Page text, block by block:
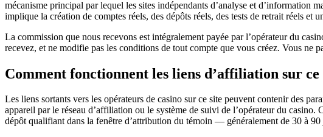
mécanisme principal par lequel les sites indépendants d’analyse et d’information
implique la création de comptes réels, des dépôts réels, des tests de retrait réels
La commission que nous recevons est intégralement payée par l’opérateur du
recevez, et ne modifie pas les conditions de tout compte que vous créez. Vous ne
Comment fonctionnent les liens d’affiliation sur ce
Les liens sortants vers les opérateurs de casino sur ce site peuvent contenir des
appareil par le réseau d’affiliation ou le système de suivi de l’opérateur du
dépôt qualifiant dans la fenêtre d’attribution du témoin — généralement de 30 à